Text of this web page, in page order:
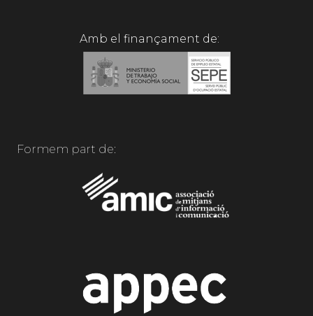
Amb el finançament de:
Formem part de: